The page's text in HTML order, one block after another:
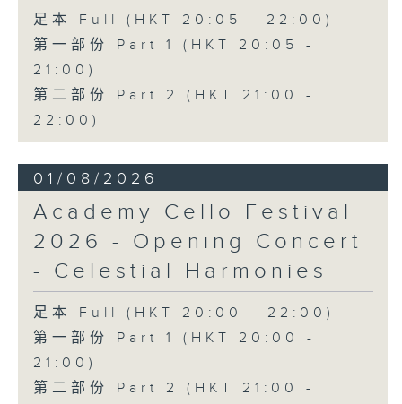
足本 Full (HKT 20:05 - 22:00)
第一部份 Part 1 (HKT 20:05 -
21:00)
第二部份 Part 2 (HKT 21:00 -
22:00)
01/08/2026
Academy Cello Festival
2026 - Opening Concert
- Celestial Harmonies
足本 Full (HKT 20:00 - 22:00)
第一部份 Part 1 (HKT 20:00 -
21:00)
第二部份 Part 2 (HKT 21:00 -